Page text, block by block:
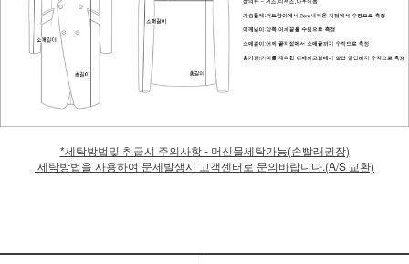
*세탁방법및 취급시 주의사항 - 머신물세탁가능(손빨래권장)
세탁방법을 사용하여 문제발생시 고객센터로 문의바랍니다.(A/S 교환)